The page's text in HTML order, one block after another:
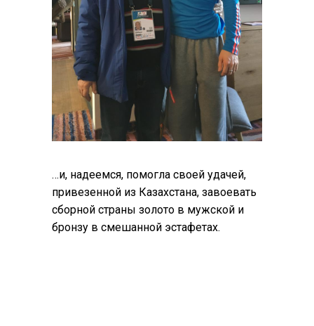
…и, надеемся, помогла своей удачей,
привезенной из Казахстана, завоевать
сборной страны золото в мужской и
бронзу в смешанной эстафетах.